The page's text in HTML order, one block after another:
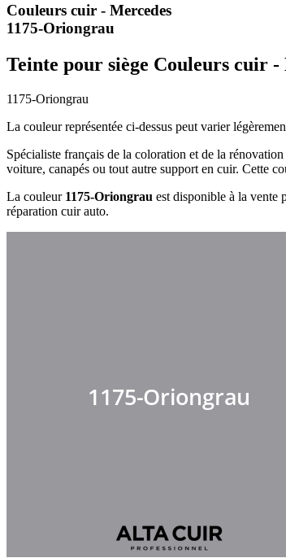
Couleurs cuir - Mercedes
1175-Oriongrau
Teinte pour siège Couleurs cuir -
1175-Oriongrau
La couleur représentée ci-dessus peut varier
Spécialiste français de la coloration et de la
voiture, canapés ou tout autre support en cuir. Cette
La couleur 1175-Oriongrau est disponible à la
réparation cuir auto.